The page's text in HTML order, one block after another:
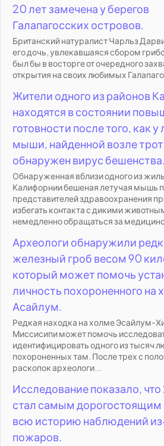
20 лет замечена у берегов
Галапагосских островов.
Британский натуралист Чарльз
его дочь, увлекавшаяся сбором
был бы в восторге от очередного
открытия на своих любимых
Жители одного из районов
находятся в состоянии
готовности после того, как у
мыши, найденной возле
обнаружен вирус бешенства.
Обнаруженная вблизи одного из
Калифорнии бешеная летучая мышь
представителей здравоохранения
избегать контакта с дикими
немедленно обращаться за
Археологи обнаружили
железный гроб весом 90
который может помочь
личность похороненного на
Асайлум.
Редкая находка на холме Эсайлум-
Миссисипи может помочь
идентифицировать одного из тысяч
похороненных там. После трех с
раскопок археологи...
Исследование показало,
стал самым дорогостоящим
всю историю наблюдений
пожаров.